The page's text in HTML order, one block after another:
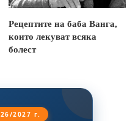
Рецептите на баба Ванга,
които лекуват всяка
болест
2027 г.